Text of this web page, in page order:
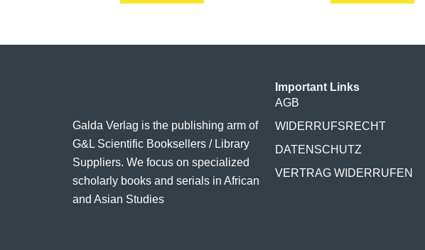
Galda Verlag is the publishing arm of
G&L Scientific Booksellers / Library
Suppliers. We focus on specialized
scholarly books and serials in African
and Asian Studies
Important Links
AGB
WIDERRUFSRECHT
DATENSCHUTZ
VERTRAG WIDERRUFEN